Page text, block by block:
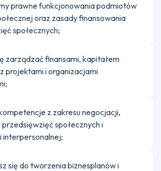
prawne funkcjonowania podmiotów
oraz zasady finansowania
społecznych;
zarządzać finansami, kapitałem
projektami i organizacjami
z zakresu negocjacji,
społecznych i
interpersonalnej;
się do tworzenia biznesplanów i